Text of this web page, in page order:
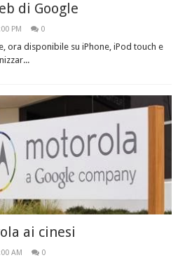
di Google
PM 0
ora disponibile su iPhone, iPod touch e
ai cinesi
AM 0